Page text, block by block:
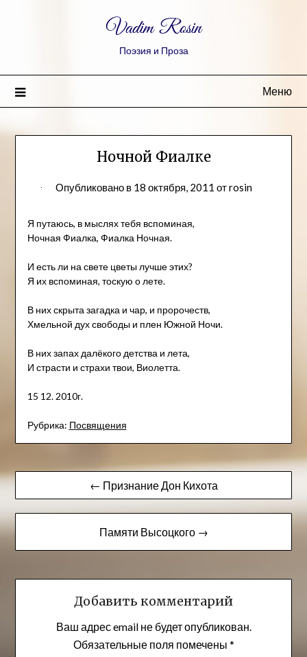
Vadim Rosin
Поэзия и Проза
Меню
Ночной Фиалке
Опубликовано в 18 октября, 2011 отrosin
Я путаюсь, в мыслях тебя вспоминая,
Ночная Фиалка, Фиалка Ночная.
И есть ли на свете цветы лучше этих?
Я их вспоминая, тоскую о лете.
В них скрыта загадка и чар, и пророчеств,
Хмельной дух свободы и плен Южной Ночи.
В них запах далёкого детства и лета,
И страсти и страхи твои, Виолетта.
15 12. 2010г.
Рубрика: Посвящения
Навигация
по
записям
← Признание Дон Кихота
Памяти Высоцкого →
Добавить комментарий
Ваш адрес email не будет опубликован.
Обязательные поля помечены *